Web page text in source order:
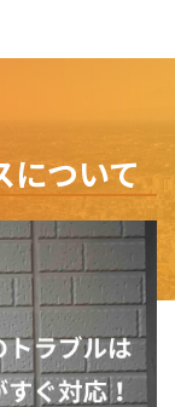
について